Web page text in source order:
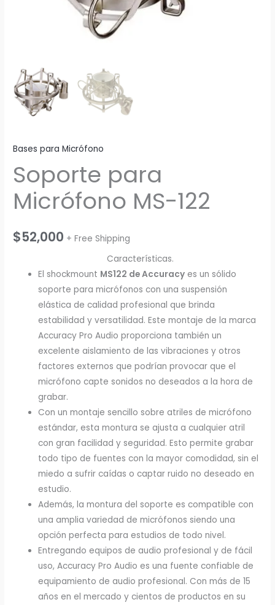
Bases para Micrófono
Soporte para
Micrófono MS-122
$52,000 + Free Shipping
Características.
El shockmount MS122 de Accuracy es un sólido
soporte para micrófonos con una suspensión
elástica de calidad profesional que brinda
estabilidad y versatilidad. Este montaje de la marca
Accuracy Pro Audio proporciona también un
excelente aislamiento de las vibraciones y otros
factores externos que podrían provocar que el
micrófono capte sonidos no deseados a la hora de
grabar.
Con un montaje sencillo sobre atriles de micrófono
estándar, esta montura se ajusta a cualquier atril
con gran facilidad y seguridad. Esto permite grabar
todo tipo de fuentes con la mayor comodidad, sin el
miedo a sufrir caídas o captar ruido no deseado en
estudio.
Además, la montura del soporte es compatible con
una amplia variedad de micrófonos siendo una
opción perfecta para estudios de todo nivel.
Entregando equipos de audio profesional y de fácil
uso, Accuracy Pro Audio es una fuente confiable de
equipamiento de audio profesional. Con más de 15
años en el mercado y cientos de productos en su